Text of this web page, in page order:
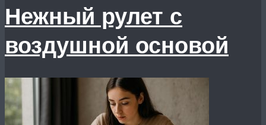
Нежный рулет с
воздушной основой